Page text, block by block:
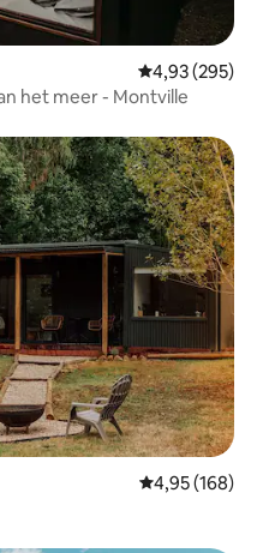
Gemiddelde
4,93 (295)
het meer - Montville
Gemiddelde
4,95 (168)